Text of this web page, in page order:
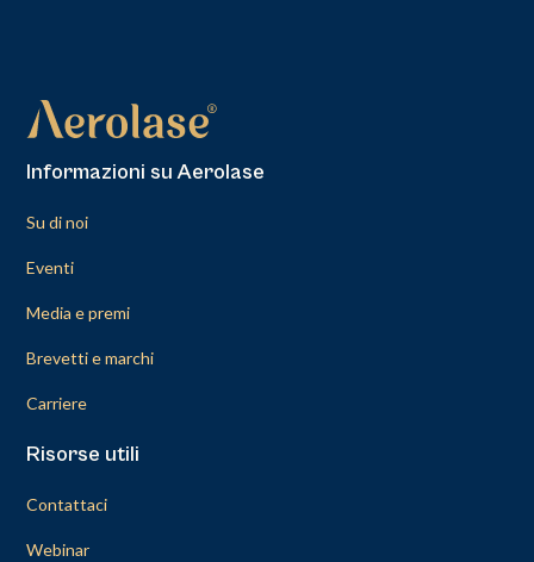
Informazioni su Aerolase
Su di noi
Eventi
Media e premi
Brevetti e marchi
Carriere
Risorse utili
Contattaci
Webinar